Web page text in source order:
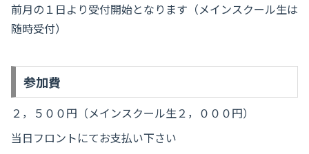
前月の１日より受付開始となります（メインスクール生は
随時受付）
参加費
２，５００円（メインスクール生２，０００円）
当日フロントにてお支払い下さい